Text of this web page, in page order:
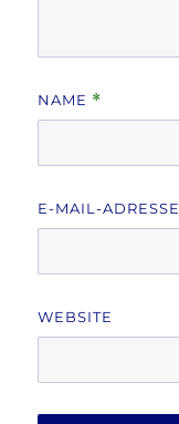
NAME *
E-MAIL-ADRESSE
WEBSITE